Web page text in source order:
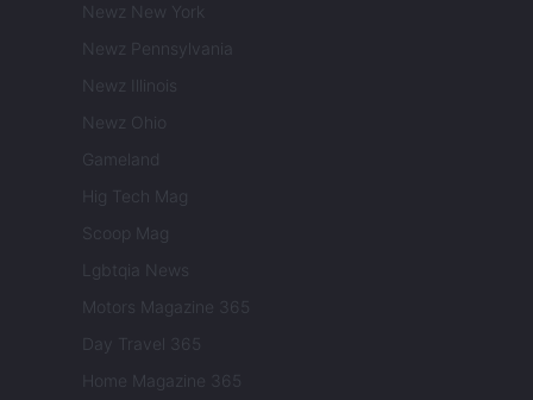
Newz New York
Newz Pennsylvania
Newz Illinois
Newz Ohio
Gameland
Hig Tech Mag
Scoop Mag
Lgbtqia News
Motors Magazine 365
Day Travel 365
Home Magazine 365